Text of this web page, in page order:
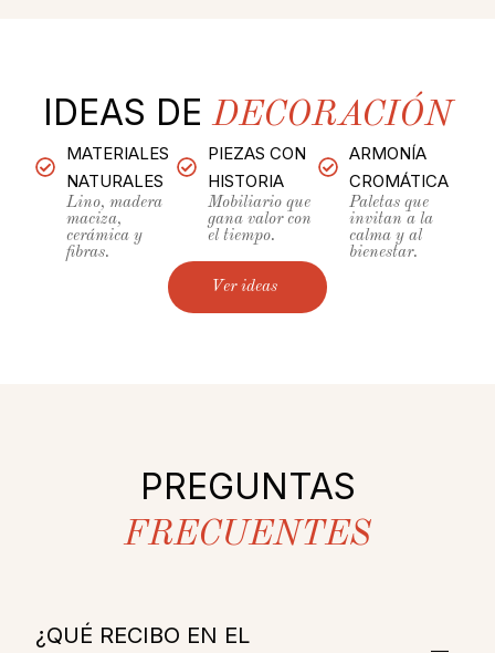
IDEAS DE DECORACIÓN
MATERIALES
NATURALES
Lino, madera
maciza,
cerámica y
fibras.
PIEZAS CON
HISTORIA
Mobiliario que
gana valor con
el tiempo.
ARMONÍA
CROMÁTICA
Paletas que
invitan a la
calma y al
bienestar.
Ver ideas
PREGUNTAS
FRECUENTES
¿QUÉ RECIBO EN EL